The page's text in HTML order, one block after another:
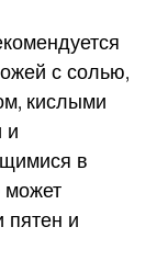
с солью,
кислыми
и
в
может
пятен и